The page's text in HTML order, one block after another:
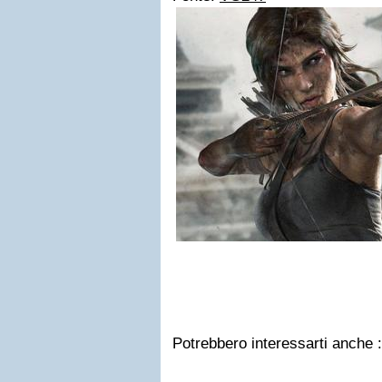
Potrebbero interessarti anche :